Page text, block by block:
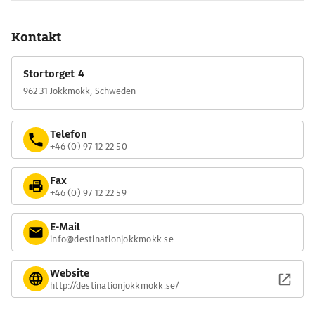
Kontakt
Stortorget 4
962 31 Jokkmokk, Schweden
Telefon
+46 (0) 97 12 22 50
Fax
+46 (0) 97 12 22 59
E-Mail
info@destinationjokkmokk.se
Website
http://destinationjokkmokk.se/